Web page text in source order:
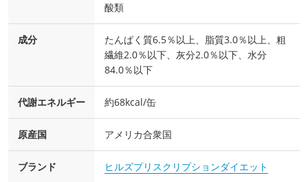
酸類
成分
たんぱく質6.5％以上、脂質3.0％以上、粗
繊維2.0％以下、灰分2.0％以下、水分
84.0％以下
代謝エネルギー 約68kcal/缶
原産国 アメリカ合衆国
ブランド ヒルズプリスクリプションダイエット